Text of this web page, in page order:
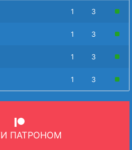
1 3
1 3
1 3
1 3
ПАТРОНОМ